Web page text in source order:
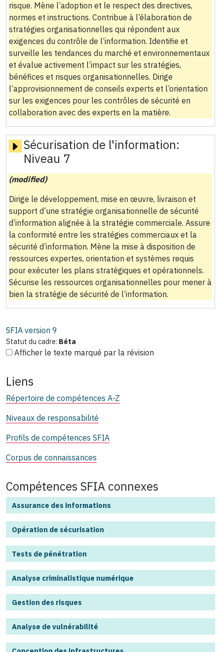
risque. Mène l’adoption et le respect des directives,
normes et instructions. Contribue à l’élaboration de
stratégies organisationnelles qui répondent aux
exigences du contrôle de l’information. Identifie et
surveille les tendances du marché et environnementaux
et évalue activement l’impact sur les stratégies,
bénéfices et risques organisationnelles. Dirige
l’approvisionnement de conseils experts et l’orientation
sur les exigences pour les contrôles de sécurité en
collaboration avec des experts en la matière.
Sécurisation de l'information:
Niveau 7
(modified)
Dirige le développement, mise en œuvre, livraison et
support d’une stratégie organisationnelle de sécurité
d’information alignée à la stratégie commerciale. Assure
la conformité entre les stratégies commerciaux et la
sécurité d’information. Mène la mise à disposition de
ressources expertes, orientation et systèmes requis
pour exécuter les plans stratégiques et opérationnels.
Sécurise les ressources organisationnelles pour mener à
bien la stratégie de sécurité de l’information.
SFIA version 9
Statut du cadre: Béta
Afficher le texte marqué par la révision
Liens
Répertoire de compétences A-Z
Niveaux de responsabilité
Profils de compétences SFIA
Corpus de connaissances
Compétences SFIA connexes
Assurance des informations
Opération de sécurisation
Tests de pénétration
Analyse criminalistique numérique
Gestion des risques
Analyse de vulnérabilité